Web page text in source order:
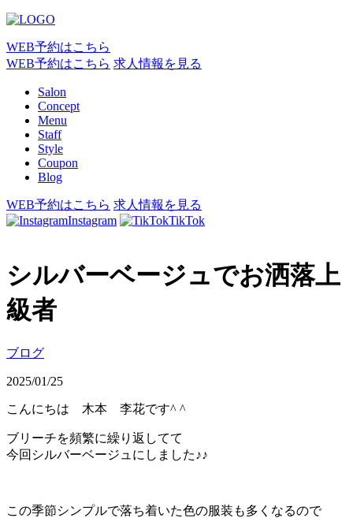
WEB予約はこちら
WEB予約はこちら 求人情報を見る
Salon
Concept
Menu
Staff
Style
Coupon
Blog
WEB予約はこちら 求人情報を見る
Instagram
TikTok
シルバーベージュでお洒落上
級者
ブログ
2025/01/25
こんにちは 木本 李花です^ ^
ブリーチを頻繁に繰り返してて
今回シルバーベージュにしました♪♪
この季節シンプルで落ち着いた色の服装も多くなるので